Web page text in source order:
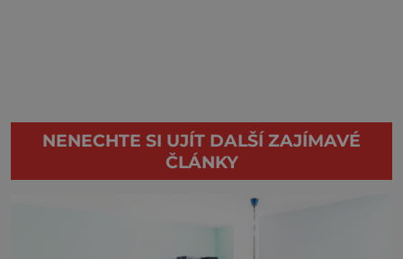
NENECHTE SI UJÍT DALŠÍ ZAJÍMAVÉ
ČLÁNKY